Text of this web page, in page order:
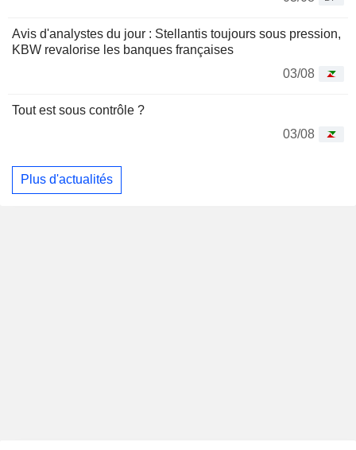
Avis d'analystes du jour : Stellantis toujours sous pression,
KBW revalorise les banques françaises
03/08
Tout est sous contrôle ?
03/08
Plus d'actualités